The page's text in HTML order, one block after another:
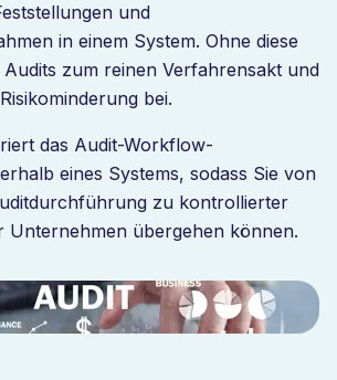
und
in einem System. Ohne diese
zum reinen Verfahrensakt und
bei.
das Audit-Workflow-
eines Systems, sodass Sie von
zu kontrollierter
Unternehmen übergehen können.